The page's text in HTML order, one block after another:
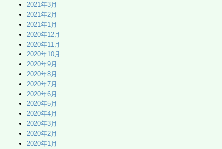
2021年3月
2021年2月
2021年1月
2020年12月
2020年11月
2020年10月
2020年9月
2020年8月
2020年7月
2020年6月
2020年5月
2020年4月
2020年3月
2020年2月
2020年1月